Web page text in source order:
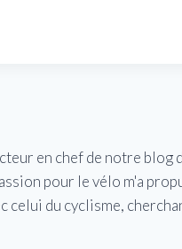
en chef de notre blog
pour le vélo m'a
celui du cyclisme,